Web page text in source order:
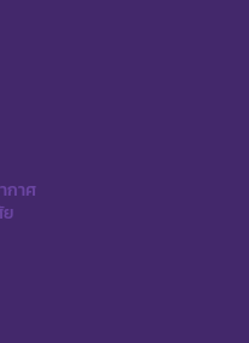
กาศ